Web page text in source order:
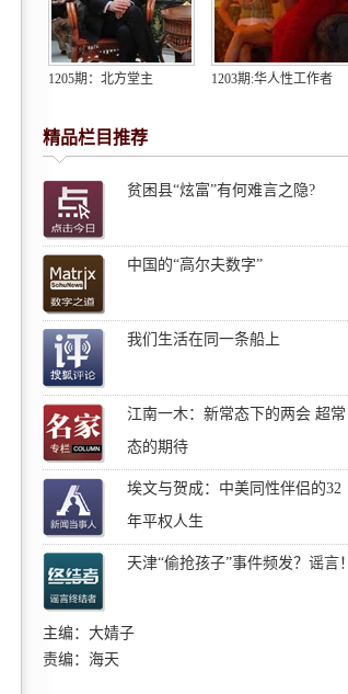
1205期：北方堂主 1203期:华人性工作者
精品栏目推荐
贫困县“炫富”有何难言之隐?
中国的“高尔夫数字”
我们生活在同一条船上
江南一木：新常态下的两会 超常
态的期待
埃文与贺成：中美同性伴侣的32
年平权人生
天津“偷抢孩子”事件频发？谣言！
主编：大婧子
责编：海天